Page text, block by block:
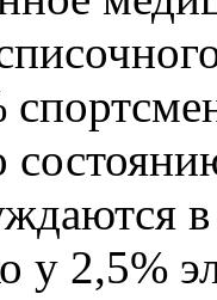
у 2,5%